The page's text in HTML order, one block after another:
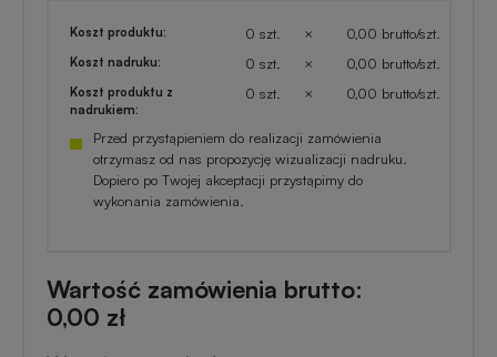
Koszt produktu: 0 szt. × 0,00 brutto/szt.
Koszt nadruku: 0 szt. × 0,00 brutto/szt.
Koszt produktu z
nadrukiem:
0 szt. × 0,00 brutto/szt.
Przed przystąpieniem do realizacji zamówienia
otrzymasz od nas propozycję wizualizacji nadruku.
Dopiero po Twojej akceptacji przystąpimy do
wykonania zamówienia.
Wartość zamówienia brutto:
0,00 zł